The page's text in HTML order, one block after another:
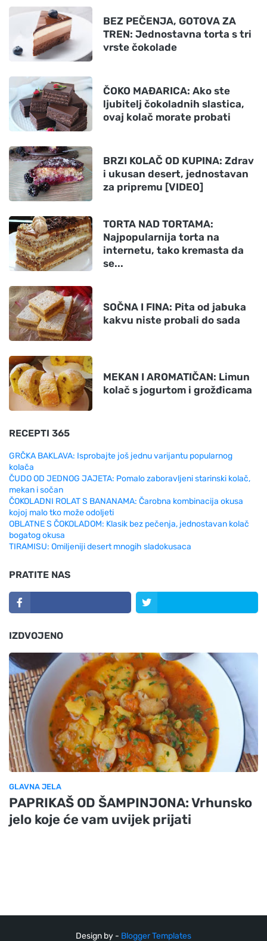
BEZ PEČENJA, GOTOVA ZA
TREN: Jednostavna torta s tri
vrste čokolade
ČOKO MAĐARICA: Ako ste
ljubitelj čokoladnih slastica,
ovaj kolač morate probati
BRZI KOLAČ OD KUPINA: Zdrav
i ukusan desert, jednostavan
za pripremu [VIDEO]
TORTA NAD TORTAMA:
Najpopularnija torta na
internetu, tako kremasta da
se...
SOČNA I FINA: Pita od jabuka
kakvu niste probali do sada
MEKAN I AROMATIČAN: Limun
kolač s jogurtom i grožđicama
RECEPTI 365
GRČKA BAKLAVA: Isprobajte još jednu varijantu popularnog
kolača
ČUDO OD JEDNOG JAJETA: Pomalo zaboravljeni starinski kolač,
mekan i sočan
ČOKOLADNI ROLAT S BANANAMA: Čarobna kombinacija okusa
kojoj malo tko može odoljeti
OBLATNE S ČOKOLADOM: Klasik bez pečenja, jednostavan kolač
bogatog okusa
TIRAMISU: Omiljeniji desert mnogih sladokusaca
PRATITE NAS
IZDVOJENO
GLAVNA JELA
PAPRIKAŠ OD ŠAMPINJONA: Vrhunsko
jelo koje će vam uvijek prijati
Design by - Blogger Templates